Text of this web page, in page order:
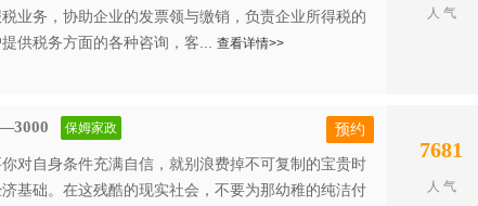
业务，协助企业的发票领与缴销，负责企业所得税的
供税务方面的各种咨询，客... 查看详情>>
人 气
保姆家政
对自身条件充满自信，就别浪费掉不可复制的宝贵时
基础。在这残酷的现实社会，不要为那幼稚的纯洁付
预约
7681
人 气